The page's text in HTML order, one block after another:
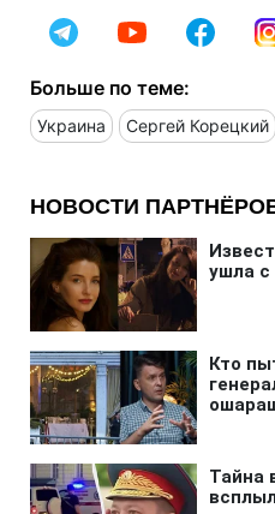
Больше по теме:
Украина Сергей Корецкий